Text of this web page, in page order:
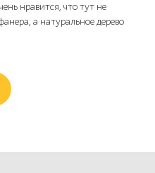
нравится, что тут не
а натуральное дерево